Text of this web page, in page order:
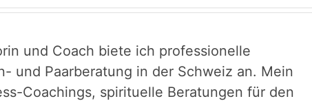
und Coach biete ich professionelle
und Paarberatung in der Schweiz an. Mein
Coachings, spirituelle Beratungen für den